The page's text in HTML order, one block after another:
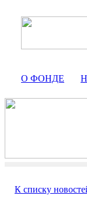
О ФОНДЕ
К списку